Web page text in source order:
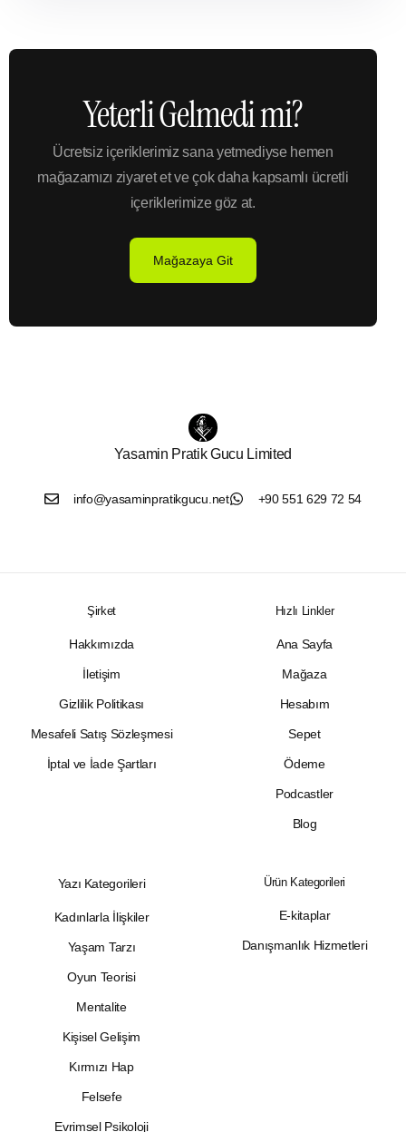
Yeterli Gelmedi mi?
Ücretsiz içeriklerimiz sana yetmediyse hemen
mağazamızı ziyaret et ve çok daha kapsamlı ücretli
içeriklerimize göz at.
Mağazaya Git
Yasamin Pratik Gucu Limited
info@yasaminpratikgucu.net +90 551 629 72 54
Şirket
Hakkımızda
İletişim
Gizlilik Politikası
Mesafeli Satış Sözleşmesi
İptal ve İade Şartları
Hızlı Linkler
Ana Sayfa
Mağaza
Hesabım
Sepet
Ödeme
Podcastler
Blog
Yazı Kategorileri
Kadınlarla İlişkiler
Yaşam Tarzı
Oyun Teorisi
Mentalite
Kişisel Gelişim
Kırmızı Hap
Felsefe
Evrimsel Psikoloji
Ürün Kategorileri
E-kitaplar
Danışmanlık Hizmetleri